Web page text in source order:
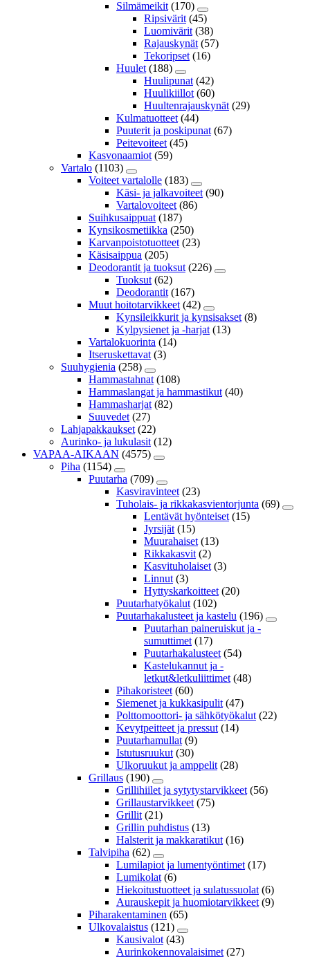
Silmämeikit (170)
Ripsivärit (45)
Luomivärit (38)
Rajauskynät (57)
Tekoripset (16)
Huulet (188)
Huulipunat (42)
Huulikiillot (60)
Huultenrajauskynät (29)
Kulmatuotteet (44)
Puuterit ja poskipunat (67)
Peitevoiteet (45)
Kasvonaamiot (59)
Vartalo (1103)
Voiteet vartalolle (183)
Käsi- ja jalkavoiteet (90)
Vartalovoiteet (86)
Suihkusaippuat (187)
Kynsikosmetiikka (250)
Karvanpoistotuotteet (23)
Käsisaippua (205)
Deodorantit ja tuoksut (226)
Tuoksut (62)
Deodorantit (167)
Muut hoitotarvikkeet (42)
Kynsileikkurit ja kynsisakset (8)
Kylpysienet ja -harjat (13)
Vartalokuorinta (14)
Itseruskettavat (3)
Suuhygienia (258)
Hammastahnat (108)
Hammaslangat ja hammastikut (40)
Hammasharjat (82)
Suuvedet (27)
Lahjapakkaukset (22)
Aurinko- ja lukulasit (12)
VAPAA-AIKAAN (4575)
Piha (1154)
Puutarha (709)
Kasviravinteet (23)
Tuholais- ja rikkakasvientorjunta (69)
Lentävät hyönteiset (15)
Jyrsijät (15)
Muurahaiset (13)
Rikkakasvit (2)
Kasvituholaiset (3)
Linnut (3)
Hyttyskarkoitteet (20)
Puutarhatyökalut (102)
Puutarhakalusteet ja kastelu (196)
Puutarhan paineruiskut ja -
sumuttimet (17)
Puutarhakalusteet (54)
Kastelukannut ja -
letkut&letkuliittimet (48)
Pihakoristeet (60)
Siemenet ja kukkasipulit (47)
Polttomoottori- ja sähkötyökalut (22)
Kevytpeitteet ja pressut (14)
Puutarhamullat (9)
Istutusruukut (30)
Ulkoruukut ja amppelit (28)
Grillaus (190)
Grillihiilet ja sytytystarvikkeet (56)
Grillaustarvikkeet (75)
Grillit (21)
Grillin puhdistus (13)
Halsterit ja makkaratikut (16)
Talvipiha (62)
Lumilapiot ja lumentyöntimet (17)
Lumikolat (6)
Hiekoitustuotteet ja sulatussuolat (6)
Aurauskepit ja huomiotarvikkeet (9)
Piharakentaminen (65)
Ulkovalaistus (121)
Kausivalot (43)
Aurinkokennovalaisimet (27)